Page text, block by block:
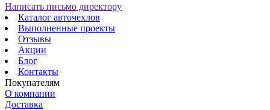
Написать письмо директору
Каталог авточехлов
Выполненные проекты
Отзывы
Акции
Блог
Контакты
Покупателям
О компании
Доставка